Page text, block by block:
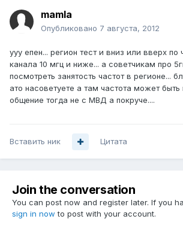
mamla
Опубликовано 7 августа, 2012
ууу епен... регион тест и вниз или вверх по
канала 10 мгц и ниже... а советчикам про
посмотреть занятость частот в регионе...
ато насоветуете а там частота может быть
общение тогда не с МВД а покруче....
Вставить ник Цитата
Join the conversation
You can post now and register later. If you
sign in now to post with your account.